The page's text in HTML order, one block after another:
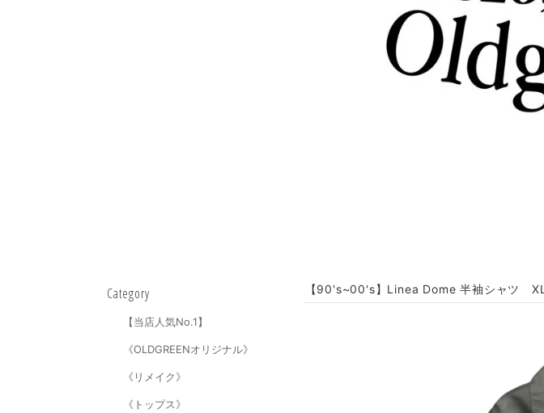
Category
【当店人気No.1】
《OLDGREENオリジナル》
《リメイク》
《トップス》
【90's~00's】Linea Dome 半袖シャツ XL